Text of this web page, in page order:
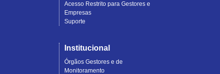
Acesso Restrito para Gestores e
Empresas
Suporte
Institucional
Órgãos Gestores e de
Monitoramento